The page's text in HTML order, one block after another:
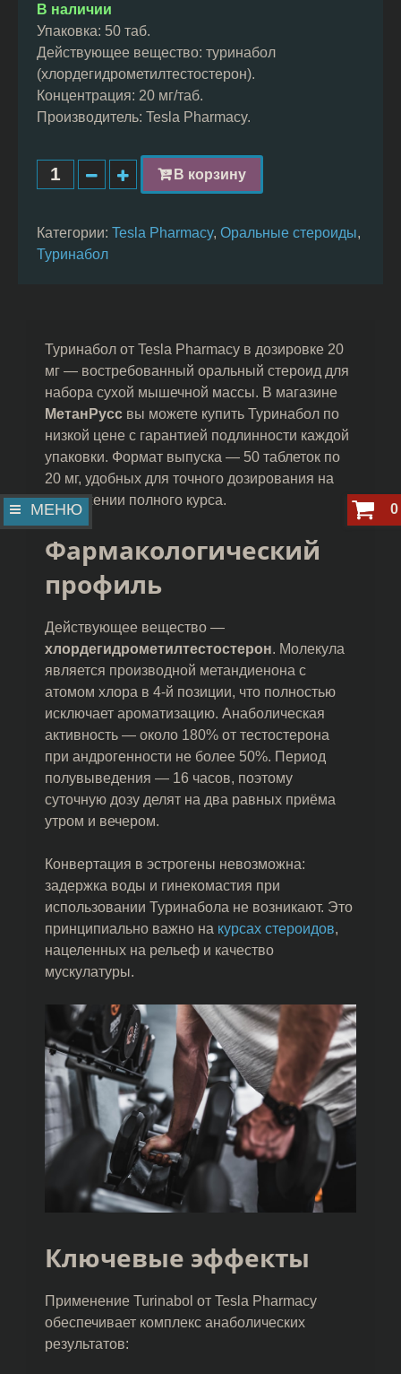
МЕНЮ
В наличии
Упаковка: 50 таб.
Действующее вещество: туринабол
(хлордегидрометилтестостерон).
Концентрация: 20 мг/таб.
Производитель: Tesla Pharmacy.
В корзину
Категории: Tesla Pharmacy, Оральные стероиды,
Туринабол
Туринабол от Tesla Pharmacy в дозировке 20
мг — востребованный оральный стероид для
набора сухой мышечной массы. В магазине
МетанРусс вы можете купить Туринабол по
низкой цене с гарантией подлинности каждой
упаковки. Формат выпуска — 50 таблеток по
20 мг, удобных для точного дозирования на
протяжении полного курса.
Фармакологический
профиль
Действующее вещество —
хлордегидрометилтестостерон. Молекула
является производной метандиенона с
атомом хлора в 4-й позиции, что полностью
исключает ароматизацию. Анаболическая
активность — около 180% от тестостерона
при андрогенности не более 50%. Период
полувыведения — 16 часов, поэтому
суточную дозу делят на два равных приёма
утром и вечером.
Конвертация в эстрогены невозможна:
задержка воды и гинекомастия при
использовании Туринабола не возникают. Это
принципиально важно на курсах стероидов,
нацеленных на рельеф и качество
мускулатуры.
Ключевые эффекты
Применение Turinabol от Tesla Pharmacy
обеспечивает комплекс анаболических
результатов:
0